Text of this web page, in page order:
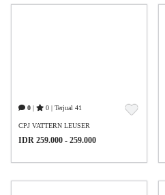
0 | 0 | Terjual 41
CPJ VATTERN LEUSER
IDR 259.000 - 259.000